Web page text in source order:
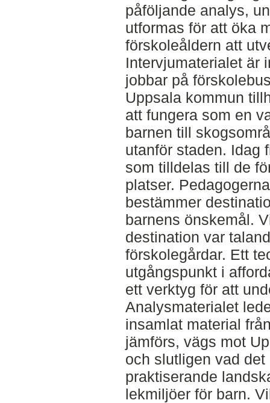
påföljande analys,
utformas för att öka
förskoleåldern att
Intervjumaterialet är
jobbar på
Uppsala kommun
att fungera som en
barnen till
utanför staden. Idag
som tilldelas till de
platser.
bestämmer
barnens önskemål.
destination var
förskolegårdar. Ett
utgångspunkt i
ett verktyg för att
Analysmaterialet
insamlat material
jämförs, vägs mot
och slutligen vad
praktiserande
lekmiljöer för barn.